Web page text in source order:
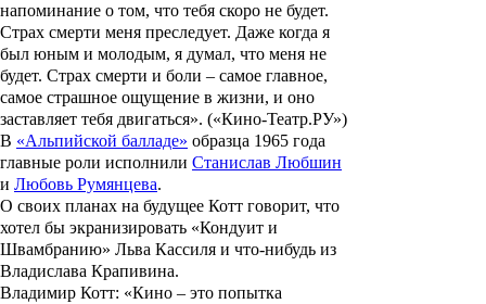
напоминание о том, что тебя скоро не будет.
Страх смерти меня преследует. Даже когда я
был юным и молодым, я думал, что меня не
будет. Страх смерти и боли – самое главное,
самое страшное ощущение в жизни, и оно
заставляет тебя двигаться». («Кино-Театр.РУ»)
В «Альпийской балладе» образца 1965 года
главные роли исполнили Станислав Любшин
и Любовь Румянцева.
О своих планах на будущее Котт говорит, что
хотел бы экранизировать «Кондуит и
Швамбранию» Льва Кассиля и что-нибудь из
Владислава Крапивина.
Владимир Котт: «Кино – это попытка